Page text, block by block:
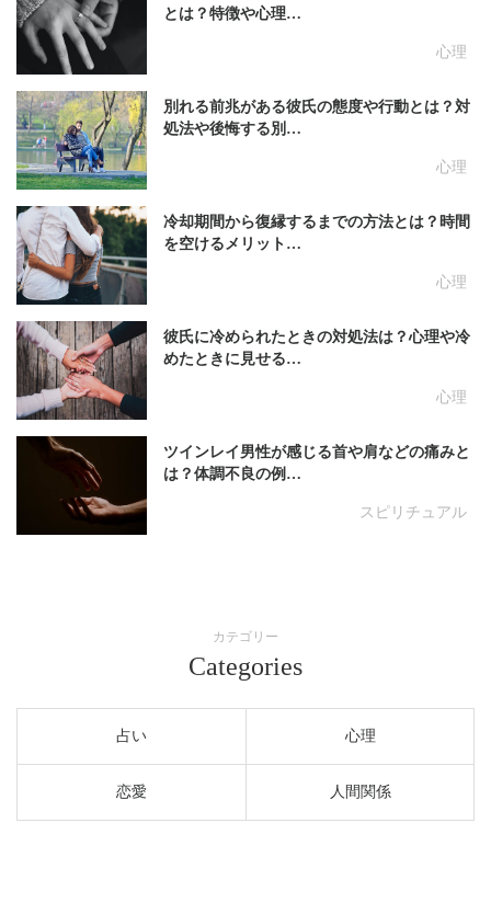
心理
とは？特徴や心理…
心理
別れる前兆がある彼氏の態度や行動とは？対
処法や後悔する別…
心理
冷却期間から復縁するまでの方法とは？時間
を空けるメリット…
心理
彼氏に冷められたときの対処法は？心理や冷
めたときに見せる…
スピリチュアル
ツインレイ男性が感じる首や肩などの痛みと
は？体調不良の例…
カテゴリー
Categories
占い 心理
恋愛 人間関係